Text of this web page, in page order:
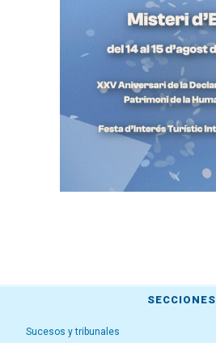
SECCIONES
Sucesos y tribunales